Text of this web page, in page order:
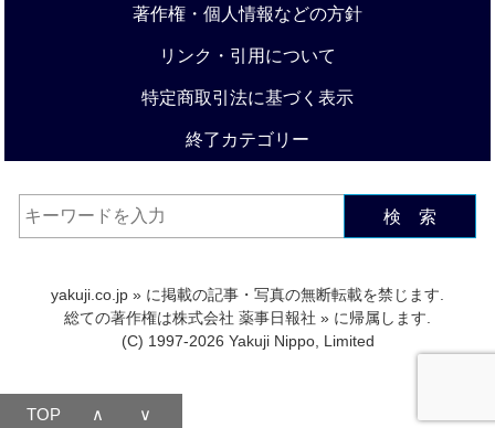
著作権・個人情報などの方針
リンク・引用について
特定商取引法に基づく表示
終了カテゴリー
検 索
yakuji.co.jp » に掲載の記事・写真の無断転載を禁じます.
総ての著作権は株式会社 薬事日報社 » に帰属します.
(C) 1997-2026 Yakuji Nippo, Limited
TOP ∧ ∨